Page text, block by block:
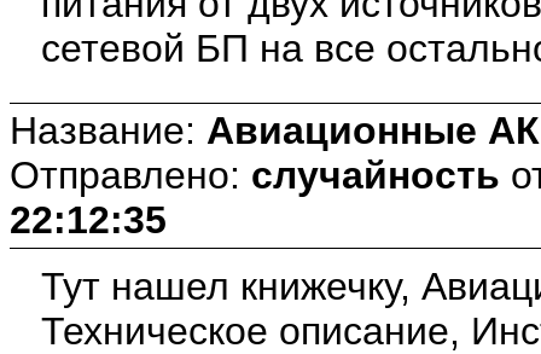
сетевой БП на все
Название: Авиационные
Отправлено: случайность
22:12:35
Тут нашел книжечку,
Техническое описание,